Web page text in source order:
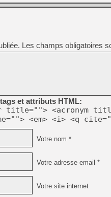
Les champs obligatoires
et attributs HTML:
<acronym
<em> <i> <q
Votre nom *
Votre adresse email *
Votre site internet